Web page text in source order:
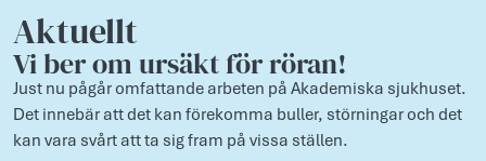
Aktuellt
Vi ber om urs­äkt för röran!
Just nu pågår omf­attand­e arb­eten på Akademisk­a ­sjukh­uset.
Det inn­ebär att det kan förekomm­a bull­er, störn­ingar och det
kan vara svårt att ta sig fram på vissa ställ­en.